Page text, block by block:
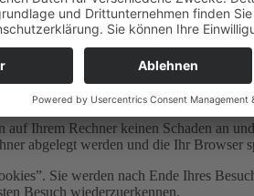
Ihrem Rechner keinen Schaden an
abgelegt werden und die Ihr Browser
Sie werden nach Ende Ihres
Besuch wiederzuerkennen.